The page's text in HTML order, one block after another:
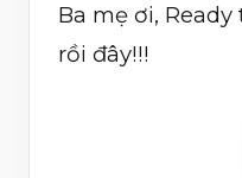
Ba mẹ ơi,
rồi đây!!!